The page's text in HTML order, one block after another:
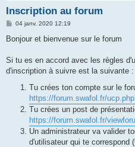
Inscription au forum
M
s
g
04 janv. 2020 12:19
Bonjour et bienvenue sur le forum
Si tu es en accord avec les règles
d'inscription à suivre est la suivante :
Tu crées ton compte sur le
https://forum.swafol.fr/
Tu crées un post de
https://forum.swafol.fr/
Un administrateur va valider
d'utilisateur qui te correspond